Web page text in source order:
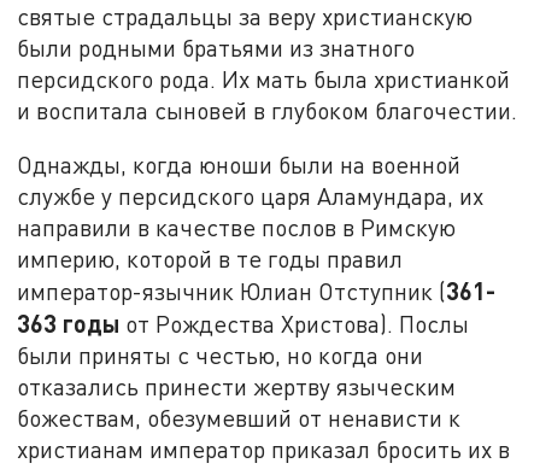
святые страдальцы за веру христианскую
были родными братьями из знатного
персидского рода. Их мать была христианкой
и воспитала сыновей в глубоком благочестии.
Однажды, когда юноши были на военной
службе у персидского царя Аламундара, их
направили в качестве послов в Римскую
империю, которой в те годы правил
император-язычник Юлиан Отступник (361-
363 годы от Рождества Христова). Послы
были приняты с честью, но когда они
отказались принести жертву языческим
божествам, обезумевший от ненависти к
христианам император приказал бросить их в